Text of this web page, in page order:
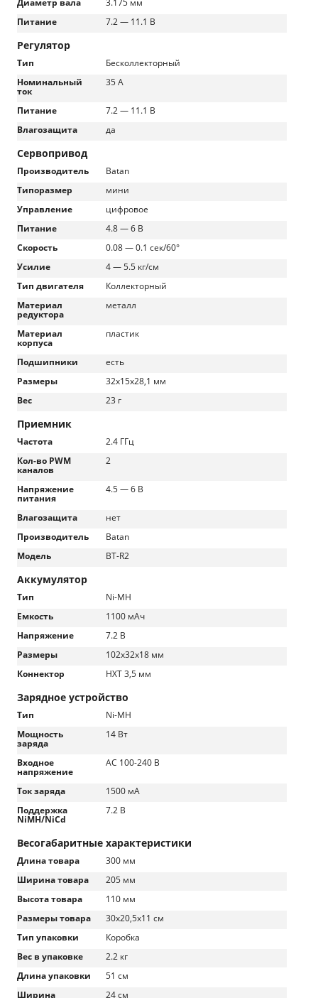
Диаметр вала
3.175 мм
Питание
7.2 — 11.1 В
Регулятор
Тип
Бесколлекторный
Номинальный
ток
35 А
Питание
7.2 — 11.1 В
Влагозащита
да
Сервопривод
Производитель
Batan
Типоразмер
мини
Управление
цифровое
Питание
4.8 — 6 В
Скорость
0.08 — 0.1 сек/60°
Усилие
4 — 5.5 кг/см
Тип двигателя
Коллекторный
Материал
редуктора
металл
Материал
корпуса
пластик
Подшипники
есть
Размеры
32x15x28,1 мм
Вес
23 г
Приемник
Частота
2.4 ГГц
Кол-во PWM
каналов
2
Напряжение
питания
4.5 — 6 В
Влагозащита
нет
Производитель
Batan
Модель
BT-R2
Аккумулятор
Тип
Ni-MH
Емкость
1100 мАч
Напряжение
7.2 В
Размеры
102x32x18 мм
Коннектор
HXT 3,5 мм
Зарядное устройство
Тип
Ni-MH
Мощность
заряда
14 Вт
Входное
напряжение
AC 100-240 В
Ток заряда
1500 мА
Поддержка
NiMH/NiCd
7.2 В
Весогабаритные характеристики
Длина товара
300 мм
Ширина товара
205 мм
Высота товара
110 мм
Размеры товара
30х20,5х11 см
Тип упаковки
Коробка
Вес в упаковке
2.2 кг
Длина упаковки
51 см
Ширина
24 см